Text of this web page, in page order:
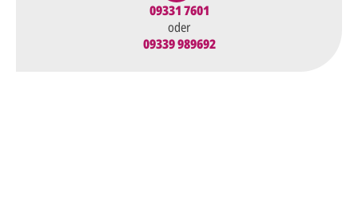
09331 7601
oder
09339 989692